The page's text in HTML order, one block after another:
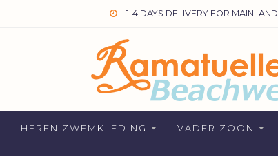
1-4 DAYS DELIVERY FOR
HEREN ZWEMKLEDING VADER ZOON